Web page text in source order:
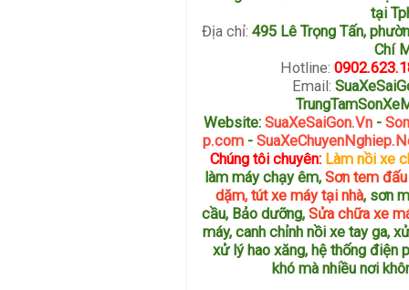
tại
Địa chỉ: 495 Lê Trọng Tấn,
Chí
Hotline:
Email:
Website: SuaXeSaiGon.Vn-
p.com-
Chúng tôi chuyên: Làm nồi xe
làm máy chạy êm, Sơn tem đấu
dặm, tút xe máy tại nhà, sơn
cầu, Bảo dưỡng, Sửa chữa xe
máy, canh chỉnh nồi xe tay ga,
xử lý hao xăng, hệ thống điện
khó mà nhiều nơi